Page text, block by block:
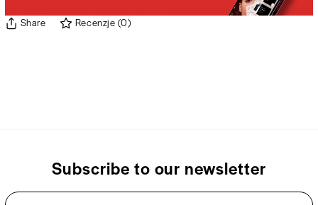
Share Recenzje (0)
Subscribe to our newsletter